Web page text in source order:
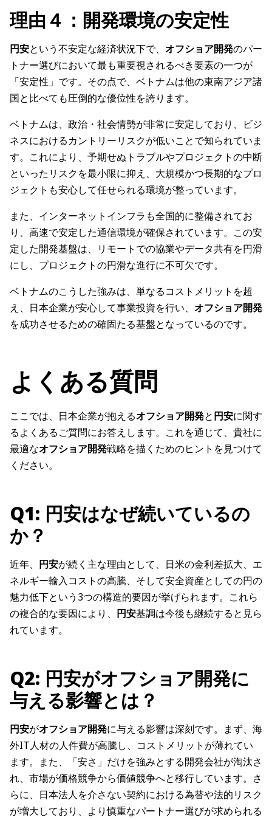
理由４：開発環境の安定性
円安という不安定な経済状況下で、 オフショア開発のパー
トナー選びにおいて最も重要視されるべき要素の一つが
「安定性」です。その点で、ベトナムは他の東南アジア諸
国と比べても圧倒的な優位性を誇ります。
ベトナムは、政治・社会情勢が非常に安定しており、ビジ
ネスにおけるカントリーリスクが低いことで知られていま
す。これにより、予期せぬトラブルやプロジェクトの中断
といったリスクを最小限に抑え、大規模かつ長期的なプロ
ジェクトも安心して任せられる環境が整っています。
また、インターネットインフラも全国的に整備されてお
り、高速で安定した通信環境が確保されています。この安
定した開発基盤は、リモートでの協業やデータ共有を円滑
にし、プロジェクトの円滑な進行に不可欠です。
ベトナムのこうした強みは、単なるコストメリットを超
え、日本企業が安心して事業投資を行い、 オフショア開発
を成功させるための確固たる基盤となっているのです。
よくある質問
ここでは、日本企業が抱えるオフショア開発と円安に関す
るよくあるご質問にお答えします。これを通じて、貴社に
最適なオフショア開発戦略を描くためのヒントを見つけて
ください。
Q1: 円安はなぜ続いているの
か？
近年、 円安が続く主な理由として、日米の金利差拡大、エ
ネルギー輸入コストの高騰、そして安全資産としての円の
魅力低下という3つの構造的要因が挙げられます。これら
の複合的な要因により、 円安基調は今後も継続すると見ら
れています。
Q2: 円安がオフショア開発に
与える影響とは？
円安がオフショア開発に与える影響は深刻です。まず、海
外IT人材の人件費が高騰し、コストメリットが薄れてい
ます。また、「安さ」だけを強みとする開発会社が淘汰さ
れ、市場が価格競争から価値競争へと移行しています。さ
らに、日本法人を介さない契約における為替や法的リスク
が増大しており、より慎重なパートナー選びが求められる